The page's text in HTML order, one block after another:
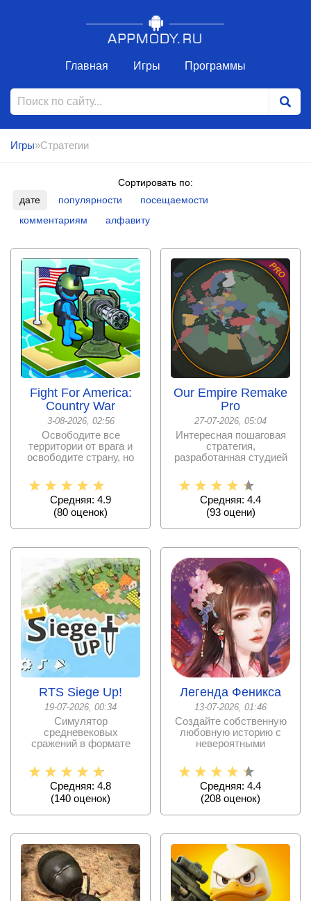
Главная Игры Программы
Игры»Стратегии
Сортировать по:
дате
популярности
посещаемости
комментариям
алфавиту
Fight For America:
Country War
3-08-2026, 02:56
Освободите все
территории от врага и
освободите страну, но
что
Средняя: 4.9
(80 оценок)
Our Empire Remake
Pro
27-07-2026, 05:04
Интересная пошаговая
стратегия,
разработанная студией
создадите
Средняя: 4.4
(93оцени)
RTS Siege Up!
19-07-2026, 00:34
Симулятор
средневековых
сражений в формате
обороняйте замки и
Средняя: 4.8
(140 оценок)
Легенда Феникса
13-07-2026, 01:46
Создайте собственную
любовную историю с
невероятными
чарующий
Средняя: 4.4
(208 оценок)